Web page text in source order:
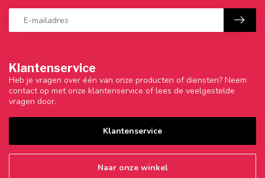
Klantenservice
Heb je vragen over één van onze producten of diensten? Neem
contact op met onze klantenservice of lees de veelgestelde
vragen door.
Klantenservice
Naar onze winkel